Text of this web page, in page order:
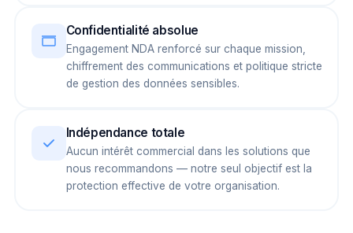
Confidentialité absolue
Engagement NDA renforcé sur chaque mission,
chiffrement des communications et politique stricte
de gestion des données sensibles.
Indépendance totale
Aucun intérêt commercial dans les solutions que
nous recommandons — notre seul objectif est la
protection effective de votre organisation.